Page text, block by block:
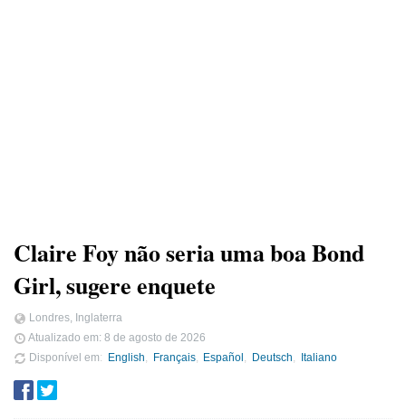
Claire Foy não seria uma boa Bond
Girl, sugere enquete
Londres, Inglaterra
Atualizado em: 8 de agosto de 2026
Disponível em
English Français Español Deutsch Italiano